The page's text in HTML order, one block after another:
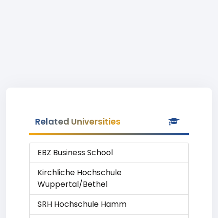
Related Universities
EBZ Business School
Kirchliche Hochschule
Wuppertal/Bethel
SRH Hochschule Hamm